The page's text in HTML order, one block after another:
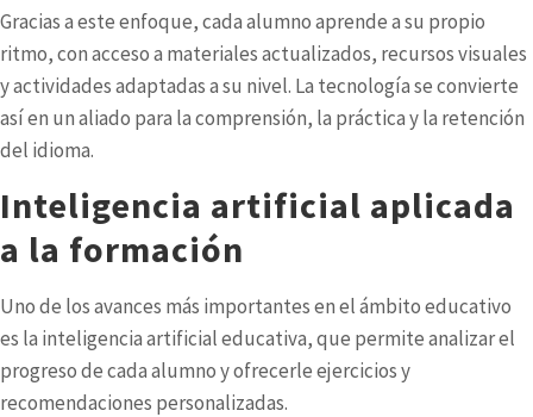
Gracias a este enfoque, cada alumno aprende a su propio
ritmo, con acceso a materiales actualizados, recursos visuales
y actividades adaptadas a su nivel. La tecnología se convierte
así en un aliado para la comprensión, la práctica y la retención
del idioma.
Inteligencia artificial aplicada
a la formación
Uno de los avances más importantes en el ámbito educativo
es la inteligencia artificial educativa, que permite analizar el
progreso de cada alumno y ofrecerle ejercicios y
recomendaciones personalizadas.